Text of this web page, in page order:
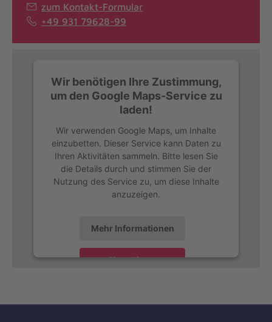
zum Kontakt-Formular
+49 931 79628-99
Wir benötigen Ihre Zustimmung,
um den Google Maps-Service zu
laden!
Wir verwenden Google Maps, um Inhalte
einzubetten. Dieser Service kann Daten zu
Ihren Aktivitäten sammeln. Bitte lesen Sie
die Details durch und stimmen Sie der
Nutzung des Service zu, um diese Inhalte
anzuzeigen.
Mehr Informationen
Akzeptieren